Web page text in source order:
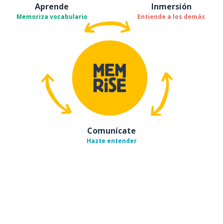
Aprende
Memoriza vocabulario
Inmersión
Entiende a los demás
Comunícate
Hazte entender